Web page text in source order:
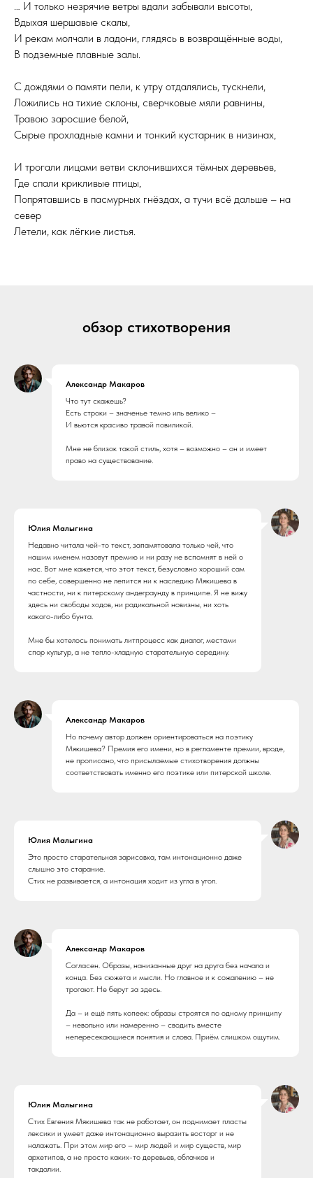
… И только незрячие ветры вдали забывали высоты,
Вдыхая шершавые скалы,
И рекам молчали в ладони, глядясь в возвращённые воды,
В подземные плавные залы.
С дождями о памяти пели, к утру отдалялись, тускнели,
Ложились на тихие склоны, сверчковые мяли равнины,
Травою заросшие белой,
Сырые прохладные камни и тонкий кустарник в низинах,
И трогали лицами ветви склонившихся тёмных деревьев,
Где спали крикливые птицы,
Попрятавшись в пасмурных гнёздах, а тучи всё дальше – на
север
Летели, как лёгкие листья.
обзор стихотворения
Александр Макаров
Что тут скажешь?
Есть строки – значенье темно иль велико –
И вьются красиво травой повиликой.
Мне не близок такой стиль, хотя – возможно – он и имеет
право на существование.
Юлия Малыгина
Недавно читала чей-то текст, запамятовала только чей, что
нашим именем назовут премию и ни разу не вспомнят в ней о
нас. Вот мне кажется, что этот текст, безусловно хороший сам
по себе, совершенно не лепится ни к наследию Мякишева в
частности, ни к питерскому андеграунду в принципе. Я не вижу
здесь ни свободы ходов, ни радикальной новизны, ни хоть
какого-либо бунта.
Мне бы хотелось понимать литпроцесс как диалог, местами
спор культур, а не тепло-хладную старательную середину.
Александр Макаров
Но почему автор должен ориентироваться на поэтику
Мякишева? Премия его имени, но в регламенте премии, вроде,
не прописано, что присылаемые стихотворения должны
соответствовать именно его поэтике или питерской школе.
Юлия Малыгина
Это просто старательная зарисовка, там интонационно даже
слышно это старание.
Стих не развивается, а интонация ходит из угла в угол.
Александр Макаров
Согласен. Образы, нанизанные друг на друга без начала и
конца. Без сюжета и мысли. Но главное и к сожалению – не
трогают. Не берут за здесь.
Да – и ещё пять копеек: образы строятся по одному принципу
– невольно или намеренно – сводить вместе
непересекающиеся понятия и слова. Приём слишком ощутим.
Юлия Малыгина
Стих Евгения Мякишева так не работает, он поднимает пласты
лексики и умеет даже интонационно выразить восторг и не
налажать. При этом мир его – мир людей и мир существ, мир
архетипов, а не просто каких-то деревьев, облачков и
такдалии.